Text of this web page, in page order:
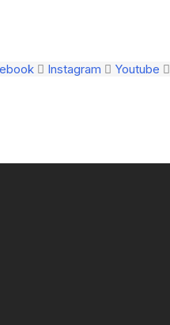
Instagram Youtube